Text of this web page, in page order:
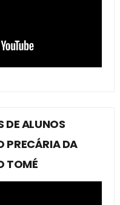
DE ALUNOS
PRECÁRIA DA
TOMÉ